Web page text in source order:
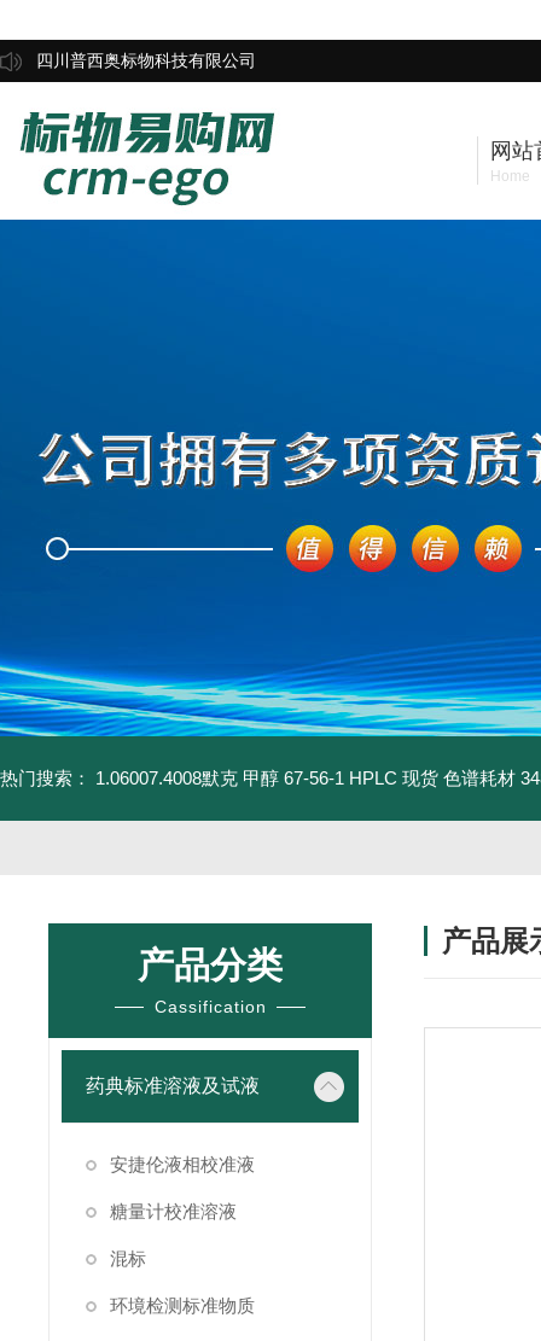
四川普西奥标物科技有限公司
网站
Home
热门搜索： 1.06007.4008默克 甲醇 67-56-1 HPLC 现货 色谱耗材
产品分类
Cassification
药典标准溶液及试液
安捷伦液相校准液
糖量计校准溶液
混标
环境检测标准物质
产品展